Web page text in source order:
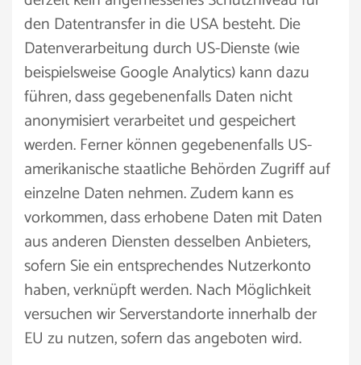
den Datentransfer in die USA besteht. Die
Datenverarbeitung durch US-Dienste (wie
beispielsweise Google Analytics) kann dazu
führen, dass gegebenenfalls Daten nicht
anonymisiert verarbeitet und gespeichert
werden. Ferner können gegebenenfalls US-
amerikanische staatliche Behörden Zugriff auf
einzelne Daten nehmen. Zudem kann es
vorkommen, dass erhobene Daten mit Daten
aus anderen Diensten desselben Anbieters,
sofern Sie ein entsprechendes Nutzerkonto
haben, verknüpft werden. Nach Möglichkeit
versuchen wir Serverstandorte innerhalb der
EU zu nutzen, sofern das angeboten wird.